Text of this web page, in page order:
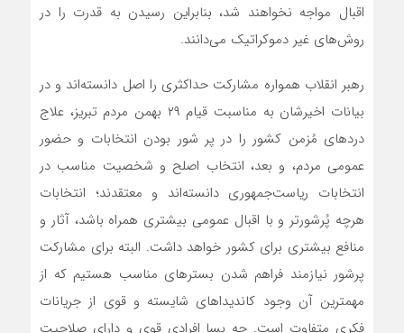
اقبال مواجه نخواهند شد، بنابراین رسیدن به قدرت را در
روش‌های غیر دموکراتیک می‌دانند.
رهبر انقلاب همواره مشارکت حداکثری را اصل دانسته‌اند و در
بیانات اخیرشان به مناسبت قیام ۲۹ بهمن مردم تبریز، علاج
دردهای مُزمن کشور را در پر شور بودن انتخابات و حضور
عمومی مردم، و بعد، انتخاب اصلح و شخصیت مناسب در
انتخابات ریاست‌جمهوری دانسته‌اند و معتقدند؛ انتخابات
هرچه پُرشورتر و با اقبال عمومی بیشتری همراه باشد، آثار و
منافع بیشتری برای کشور خواهد داشت. البته برای مشارکت
پرشور نیازمند فراهم شدن بسترهای مناسب هستیم که از
مهمترین آن وجود کاندیداهای شایسته و قوی از جریانات
فکری متفاوت است. چه بسا افرادی قوی و دارای صلاحیت